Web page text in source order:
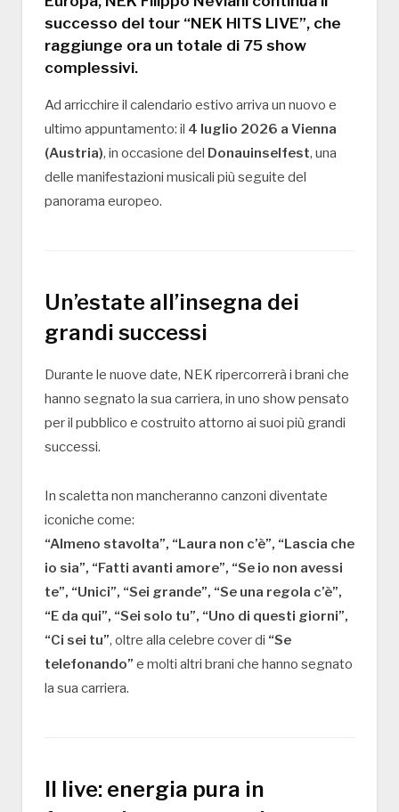
successo del tour “NEK HITS LIVE”, che
raggiunge ora un totale di 75 show
complessivi.
Ad arricchire il calendario estivo arriva un nuovo e
ultimo appuntamento: il 4 luglio 2026 a Vienna
(Austria), in occasione del Donauinselfest, una
delle manifestazioni musicali più seguite del
panorama europeo.
Un’estate all’insegna dei
grandi successi
Durante le nuove date, NEK ripercorrerà i brani che
hanno segnato la sua carriera, in uno show pensato
per il pubblico e costruito attorno ai suoi più grandi
successi.
In scaletta non mancheranno canzoni diventate
iconiche come:
“Almeno stavolta”, “Laura non c’è”, “Lascia che
io sia”, “Fatti avanti amore”, “Se io non avessi
te”, “Unici”, “Sei grande”, “Se una regola c’è”,
“E da qui”, “Sei solo tu”, “Uno di questi giorni”,
“Ci sei tu”, oltre alla celebre cover di “Se
telefonando” e molti altri brani che hanno segnato
la sua carriera.
Il live: energia pura in